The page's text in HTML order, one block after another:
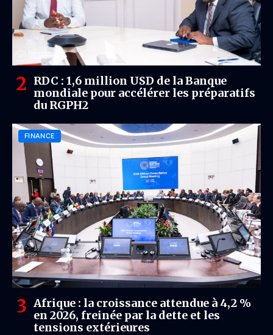
RDC : 1,6 million USD de la Banque
mondiale pour accélérer les préparatifs
du RGPH2
FINANCE
Afrique : la croissance attendue à 4,2 %
en 2026, freinée par la dette et les
tensions extérieures